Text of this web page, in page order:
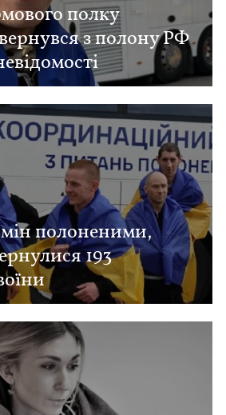
полку
з полону РФ
полоненими,
193